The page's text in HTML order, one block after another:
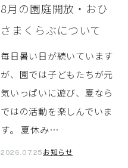
8月の園庭開放・おひ
さまくらぶについて
毎日暑い日が続いています
が、園では子どもたちが元
気いっぱいに遊び、夏なら
ではの活動を楽しんでいま
す。 夏休み…
2026.07.25 お知らせ